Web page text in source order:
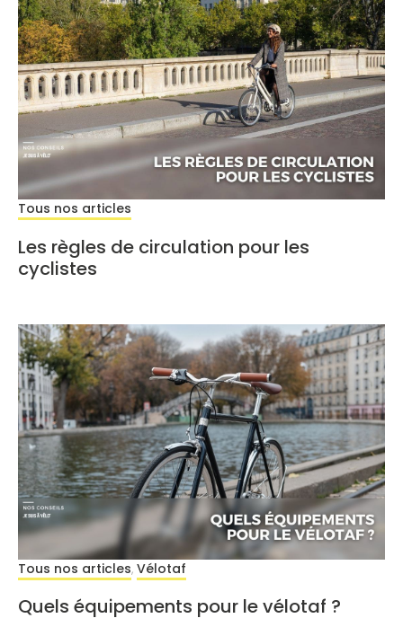
Tous nos articles
Les règles de circulation pour les
cyclistes
Tous nos articles, Vélotaf
Quels équipements pour le vélotaf ?